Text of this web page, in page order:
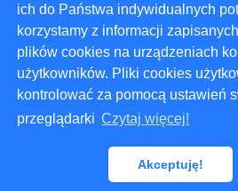
ich do Państwa indywidualnych
korzystamy z informacji
plików cookies na urządzeniach
użytkowników. Pliki cookies
kontrolować za pomocą ustawień
przeglądarki Czytaj więcej!
Akceptuję!
Kontakt
+48 604 507 402
biuro@beskidmaly.pl
© 2026 Klimatyzacja Beskid Mały.